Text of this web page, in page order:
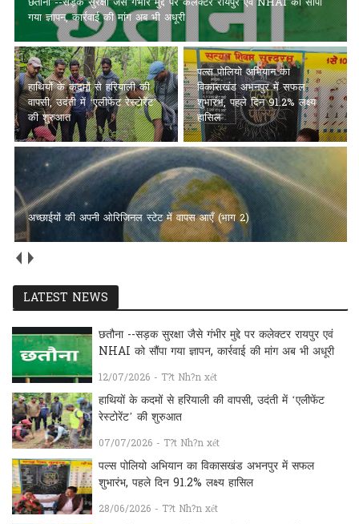
गया ज्ञापन, कार्रवाई की मांग अब भी अधूरी
हाथियों के कदमों से हरियाली की
वापसी, उदंती में ‘एलीफेंट रेस्टोरेंट’
की शुरुआत
पल्स पोलियो अभियान का
विकासखंड अभनपुर में सफल
शुभारंभ, पहले दिन 91.2% लक्ष्य
हासिल
अच्छाईयों की अपनी ओरिजिनल स्टेट में वापस आएँ (भाग 2)
LATEST NEWS
छतौना --सड़क सुरक्षा जैसे गंभीर मुद्दे पर कलेक्टर रायपुर एवं
NHAI को सौंपा गया ज्ञापन, कार्रवाई की मांग अब भी अधूरी
12/07/2026 - T?t Nh?n xét
हाथियों के कदमों से हरियाली की वापसी, उदंती में ‘एलीफेंट
रेस्टोरेंट’ की शुरुआत
07/07/2026 - T?t Nh?n xét
पल्स पोलियो अभियान का विकासखंड अभनपुर में सफल
शुभारंभ, पहले दिन 91.2% लक्ष्य हासिल
28/06/2026 - T?t Nh?n xét